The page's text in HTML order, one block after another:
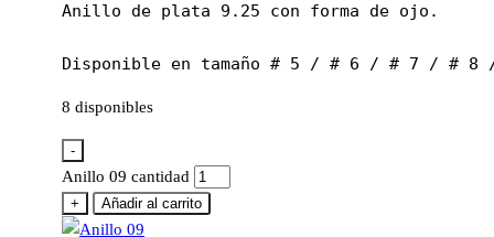
Anillo de plata 9.25 con forma de ojo.
Disponible en tamaño # 5 / # 6 / # 7 / # 8
8 disponibles
-
Anillo 09 cantidad
+ Añadir al carrito